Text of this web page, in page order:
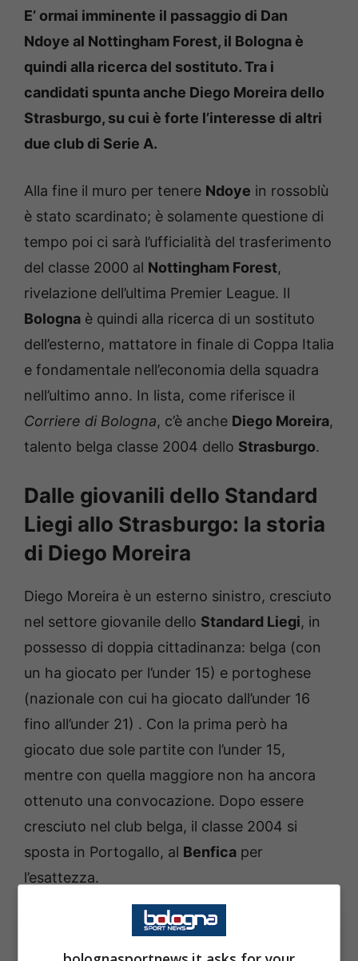
E’ ormai imminente il passaggio di Dan
Ndoye al Nottingham Forest, il Bologna è
quindi alla ricerca del sostituto. Tra i
candidati spunta anche Diego Moreira dello
Strasburgo, su cui è forte l’interesse di altri
due club di Serie A.
Alla fine il muro per tenere Ndoye in rossoblù
è stato scardinato; è solamente questione di
tempo poi ci sarà l’ufficialità del trasferimento
del classe 2000 al Nottingham Forest,
rivelazione dell’ultima Premier League. Il
Bologna è quindi alla ricerca di un sostituto
dell’esterno, mattatore in finale di Coppa Italia
e fondamentale nell’economia della squadra
nell’ultimo anno. In lista, come riferisce il
Corriere di Bologna, c’è anche Diego Moreira,
talento belga classe 2004 dello Strasburgo.
Dalle giovanili dello Standard
Liegi allo Strasburgo: la storia
di Diego Moreira
Diego Moreira è un esterno sinistro, cresciuto
nel settore giovanile dello Standard Liegi, in
possesso di doppia cittadinanza: belga (con
un ha giocato per l’under 15) e portoghese
(nazionale con cui ha giocato dall’under 16
fino all’under 21) . Con la prima però ha
giocato due sole partite con l’under 15,
mentre con quella maggiore non ha ancora
ottenuto una convocazione. Dopo essere
cresciuto nel club belga, il classe 2004 si
sposta in Portogallo, al Benfica per
l’esattezza.